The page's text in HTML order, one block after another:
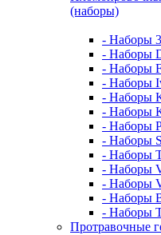
(наборы)
- Наборы
- Наборы
- Наборы
- Наборы
- Наборы
- Наборы
- Наборы
- Наборы
- Наборы
- Наборы
- Наборы
- Наборы
- Наборы
Протравочные